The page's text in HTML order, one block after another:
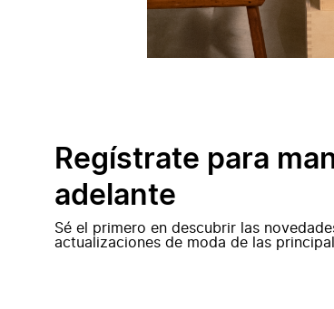
Regístrate para
adelante
Sé el primero en descubrir las
actualizaciones de moda de las